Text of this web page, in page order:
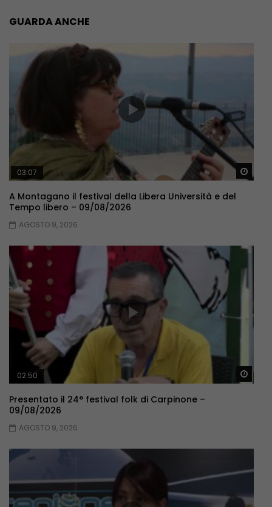
GUARDA ANCHE
03:07
A Montagano il festival della Libera Università e del
Tempo libero – 09/08/2026
AGOSTO 9, 2026
02:50
Presentato il 24° festival folk di Carpinone –
09/08/2026
AGOSTO 9, 2026